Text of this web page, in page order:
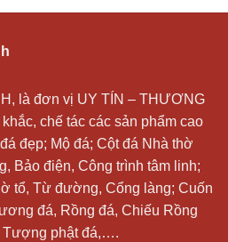
là đơn vị UY TÍN – THƯƠNG
chế tác các sản phẩm cao
đẹp; Mộ đá; Cột đá Nhà thờ
Bảo điện, Công trình tâm linh;
tổ, Từ đường, Cổng làng; Cuốn
đá, Rồng đá, Chiếu Rồng
Tượng phật đá,….